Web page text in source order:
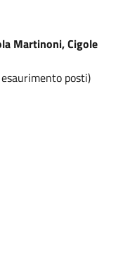
Martinoni, Cigole
posti)